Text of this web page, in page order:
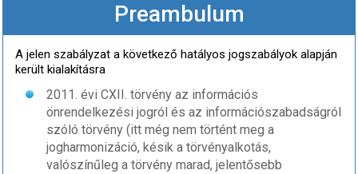
Preambulum
A jelen szabályzat a következő hatályos jogszabályok alapján
került kialakításra
2011. évi CXII. törvény az információs
önrendelkezési jogról és az információszabadságról
szóló törvény (itt még nem történt meg a
jogharmonizáció, késik a törvényalkotás,
valószínűleg a törvény marad, jelentősebb